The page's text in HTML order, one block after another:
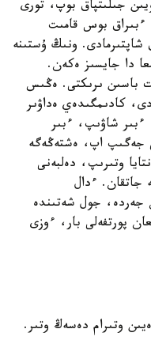
جىلىتپاق بوپ، تورى
ءبىراق بوس قامىت
شاپتىرمادى. ونىڭ ۇستىنە
دا جايسىز ەكەن.
باسىن ىرىكتى. ەڭىس
كادىمگىدەي ەداۋىر
شاۋىپ، ءبىر
جەگىپ اپ، ەشتەڭەگە
وتىرىپ، دەلبەنى
جاتقان. ءدال
جەردە، جول شەتىندە
پورتفەلى بار، ءوزى
وتىرام دەسەڭ وتىر.